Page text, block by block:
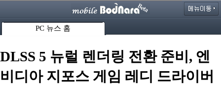
PC 뉴스 홈
DLSS 5 뉴럴 렌더링 전환 준비, 엔
비디아 지포스 게임 레디 드라이버